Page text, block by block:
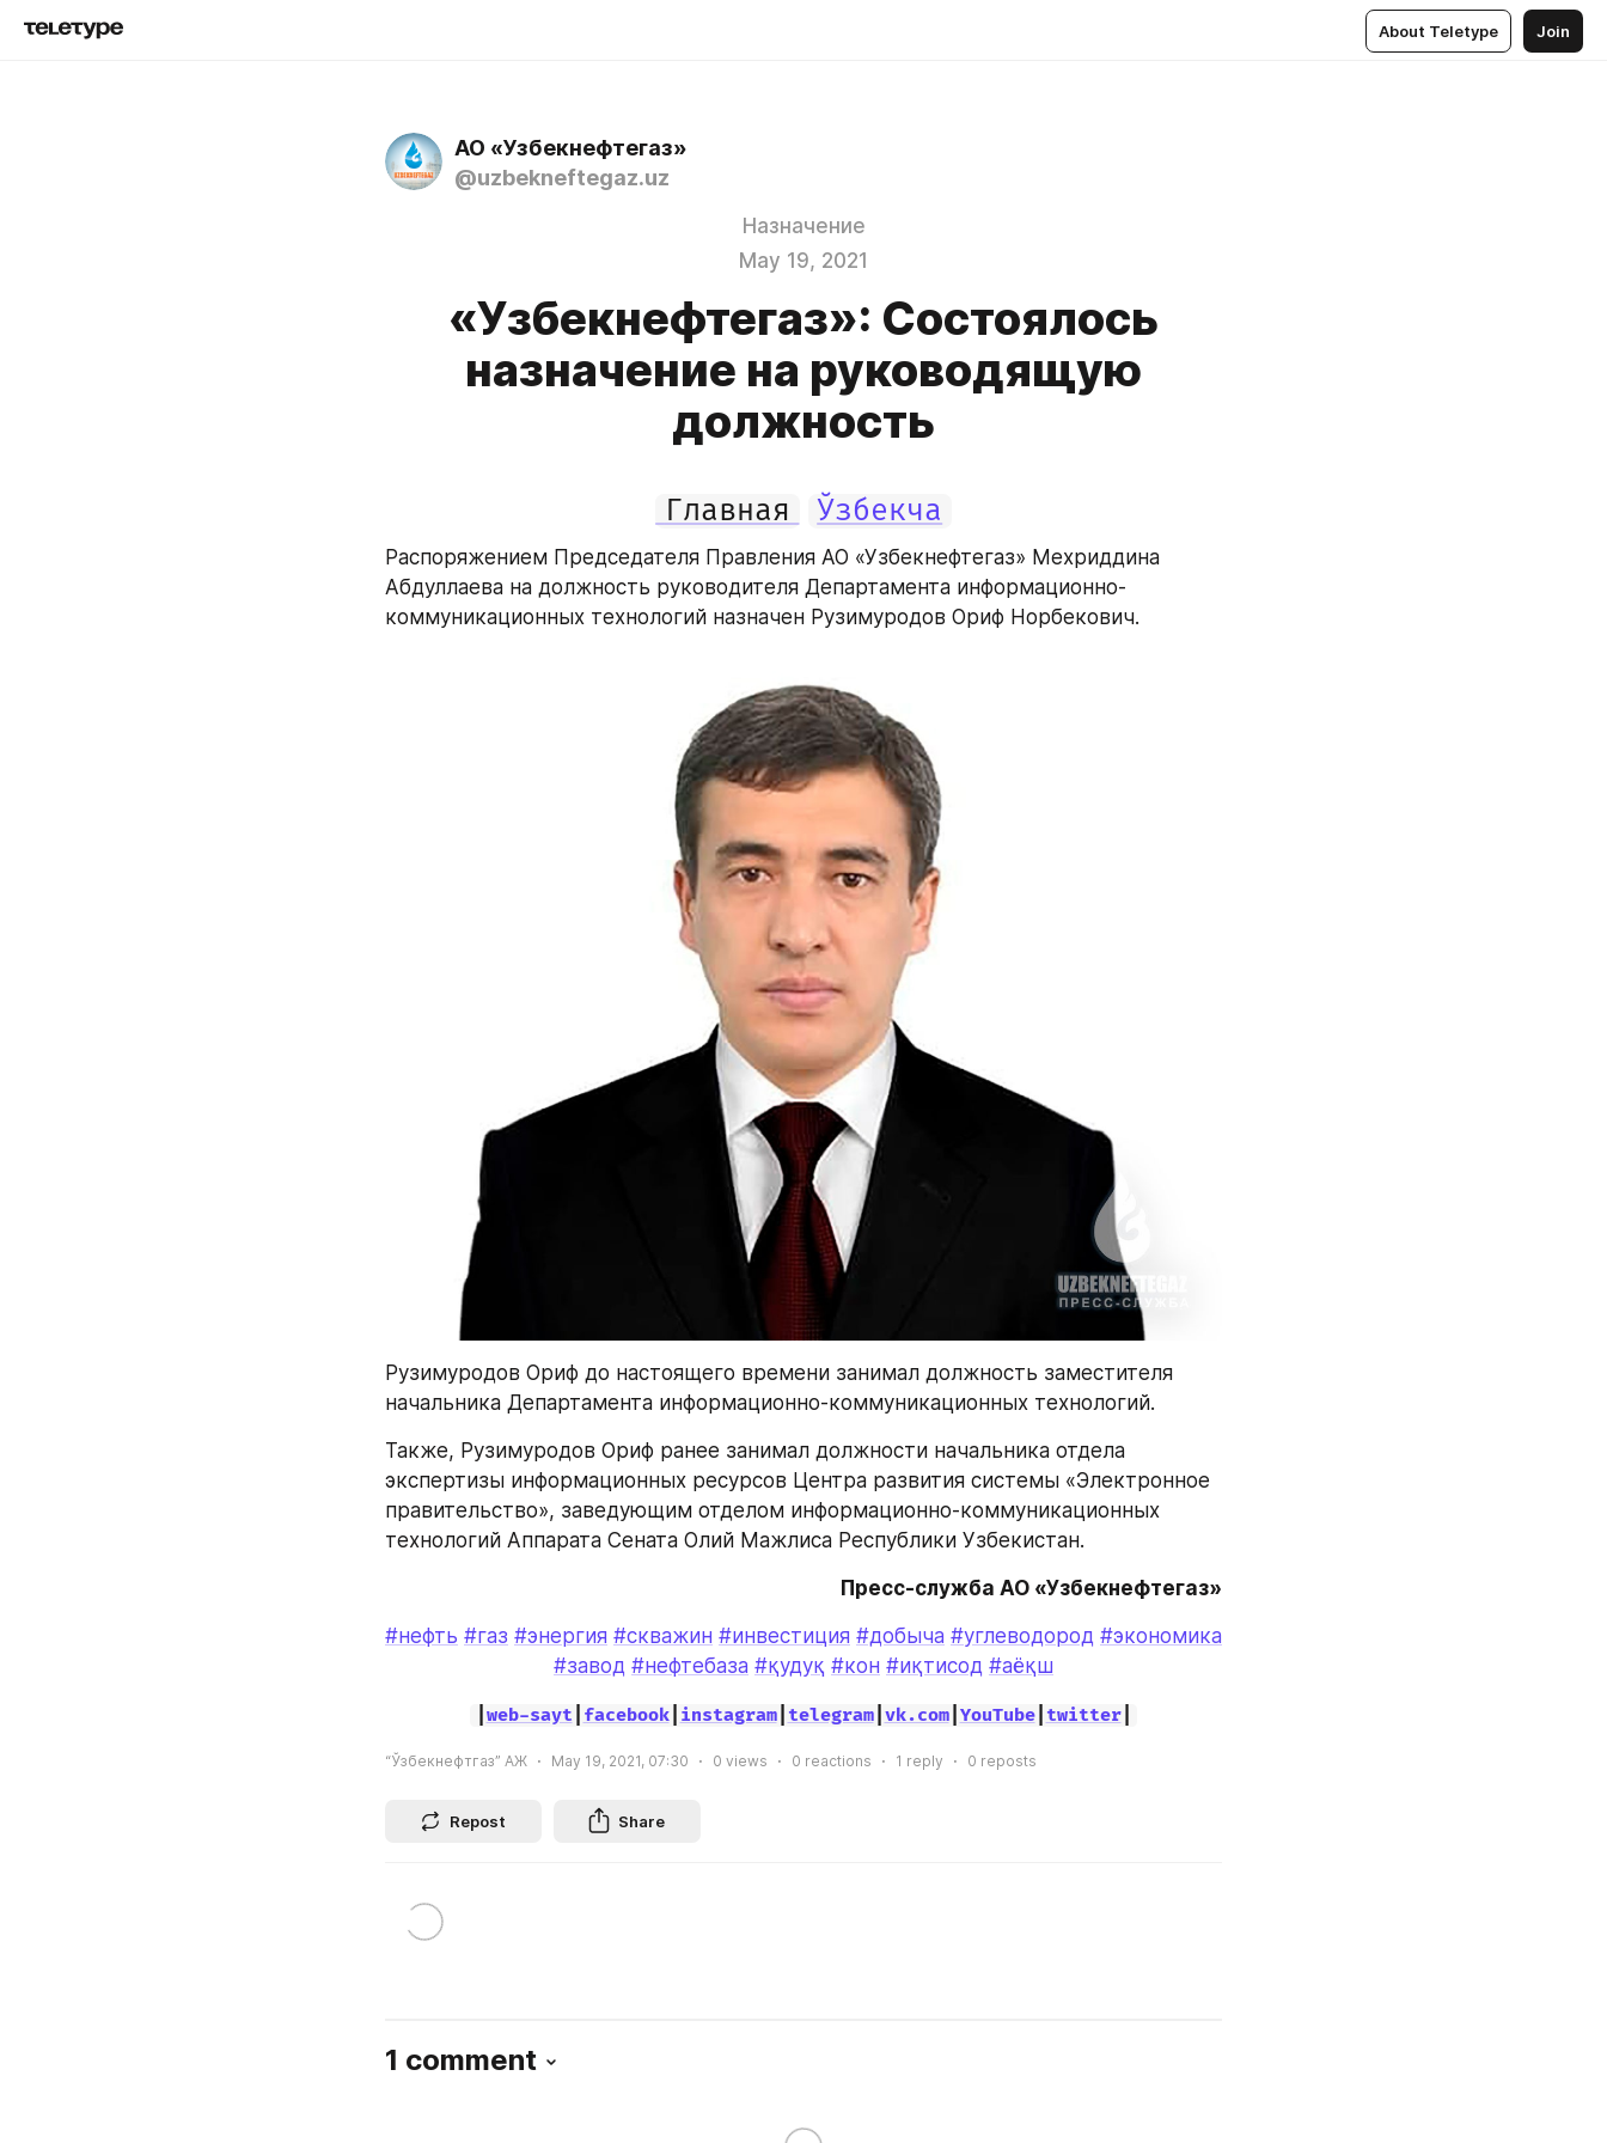
About Teletype Join
АО «Узбекнефтегаз»
@uzbekneftegaz.uz
Назначение
May 19, 2021
«Узбекнефтегаз»: Состоялось
назначение на руководящую
должность
Главная Ўзбекча
Распоряжением Председателя Правления АО «Узбекнефтегаз» Мехриддина
Абдуллаева на должность руководителя Департамента информационно-
коммуникационных технологий назначен Рузимуродов Ориф Норбекович.
Рузимуродов Ориф до настоящего времени занимал должность заместителя
начальника Департамента информационно-коммуникационных технологий.
Также, Рузимуродов Ориф ранее занимал должности начальника отдела
экспертизы информационных ресурсов Центра развития системы «Электронное
правительство», заведующим отделом информационно-коммуникационных
технологий Аппарата Сената Олий Мажлиса Республики Узбекистан.
Пресс-служба АО «Узбекнефтегаз»
#нефть #газ #энергия #скважин #инвестиция #добыча #углеводород #экономика
#завод #нефтебаза #қудуқ #кон #иқтисод #аёқш
web-sayt facebook| instagram| telegram| vk.com| YouTube| twitter|
“Ўзбекнефтгаз” АЖ May 19, 2021, 07:30 0 views 0 reactions 1 reply 0 reposts
Repost Share
1 comment